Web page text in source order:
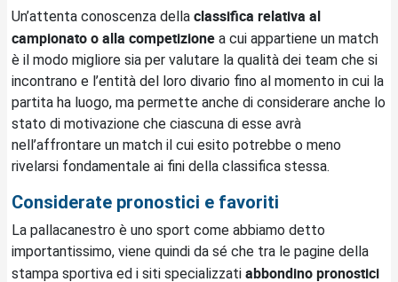
Un’attenta conoscenza della classifica relativa al
campionato o alla competizione a cui appartiene un match
è il modo migliore sia per valutare la qualità dei team che si
incontrano e l’entità del loro divario fino al momento in cui la
partita ha luogo, ma permette anche di considerare anche lo
stato di motivazione che ciascuna di esse avrà
nell’affrontare un match il cui esito potrebbe o meno
rivelarsi fondamentale ai fini della classifica stessa.
Considerate pronostici e favoriti
La pallacanestro è uno sport come abbiamo detto
importantissimo, viene quindi da sé che tra le pagine della
stampa sportiva ed i siti specializzati abbondino pronostici